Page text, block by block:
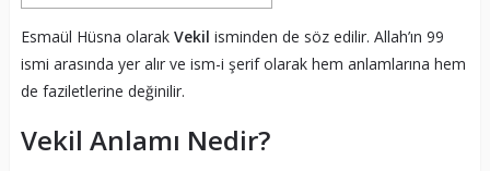
Esmaül Hüsna olarak Vekil isminden de söz edilir. Allah’ın 99
ismi arasında yer alır ve ism-i şerif olarak hem anlamlarına hem
de faziletlerine değinilir.
Vekil Anlamı Nedir?